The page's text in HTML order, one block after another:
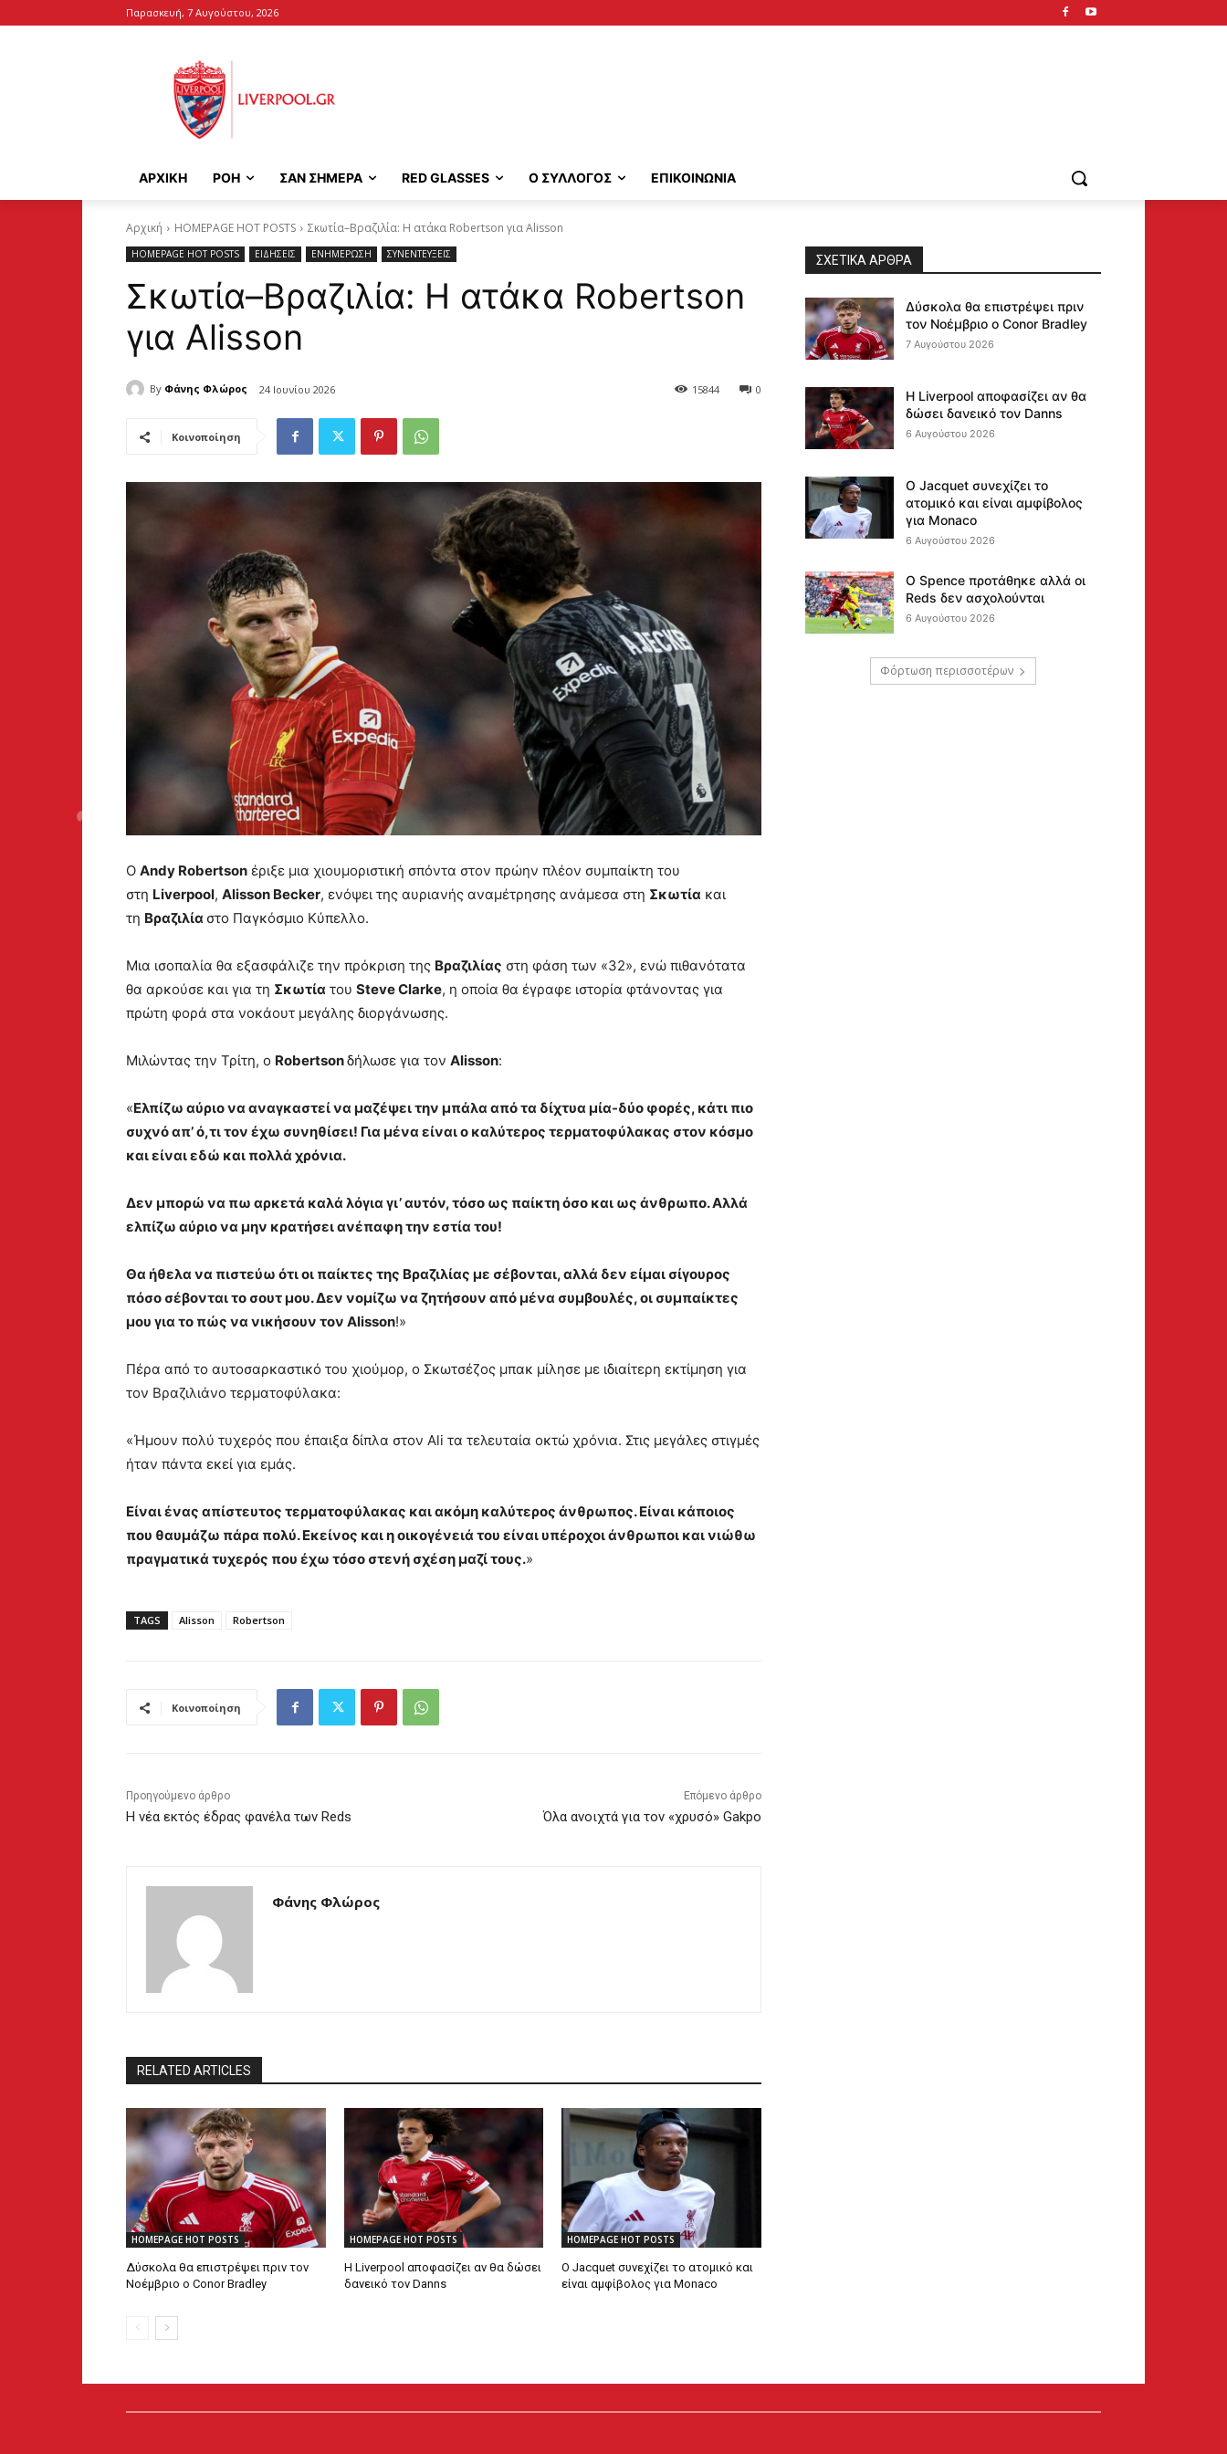
Παρασκευή, 7 Αυγούστου, 2026
ΑΡΧΙΚΉ ΡΟΗ ΣΑΝ ΣΗΜΕΡΑ RED GLASSES Ο ΣΥΛΛΟΓΟΣ ΕΠΙΚΟΙΝΩΝΙΑ
Αρχική HOMEPAGE HOT POSTS Σκωτία–Βραζιλία: Η ατάκα Robertson για Alisson
HOMEPAGE HOT POSTS ΕΙΔΗΣΕΙΣ ΕΝΗΜΕΡΩΣΗ ΣΥΝΕΝΤΕΥΞΕΙΣ
Σκωτία–Βραζιλία: Η ατάκα Robertson
για Alisson
By Φάνης Φλώρος 24 Ιουνίου 2026 0
15844
Κοινοποίηση
Ο Andy Robertson έριξε μια χιουμοριστική σπόντα στον πρώην πλέον συμπαίκτη του
στη Liverpool, Alisson Becker, ενόψει της αυριανής αναμέτρησης ανάμεσα στη Σκωτία και
τη Βραζιλία στο Παγκόσμιο Κύπελλο.
Μια ισοπαλία θα εξασφάλιζε την πρόκριση της Βραζιλίας στη φάση των «32», ενώ πιθανότατα
θα αρκούσε και για τη Σκωτία του Steve Clarke, η οποία θα έγραφε ιστορία φτάνοντας για
πρώτη φορά στα νοκάουτ μεγάλης διοργάνωσης.
Μιλώντας την Τρίτη, ο Robertsonδήλωσε για τον Alisson:
«Ελπίζω αύριο να αναγκαστεί να μαζέψει την μπάλα από τα δίχτυα μία-δύο φορές, κάτι πιο
συχνό απ’ ό,τι τον έχω συνηθίσει! Για μένα είναι ο καλύτερος τερματοφύλακας στον κόσμο
και είναι εδώ και πολλά χρόνια.
Δεν μπορώ να πω αρκετά καλά λόγια γι’ αυτόν, τόσο ως παίκτη όσο και ως άνθρωπο. Αλλά
ελπίζω αύριο να μην κρατήσει ανέπαφη την εστία του!
Θα ήθελα να πιστεύω ότι οι παίκτες της Βραζιλίας με σέβονται, αλλά δεν είμαι σίγουρος
πόσο σέβονται το σουτ μου. Δεν νομίζω να ζητήσουν από μένα συμβουλές, οι συμπαίκτες
μου για το πώς να νικήσουν τον Alisson!»
Πέρα από το αυτοσαρκαστικό του χιούμορ, ο Σκωτσέζος μπακ μίλησε με ιδιαίτερη εκτίμηση για
τον Βραζιλιάνο τερματοφύλακα:
«Ήμουν πολύ τυχερός που έπαιξα δίπλα στον Ali τα τελευταία οκτώ χρόνια. Στις μεγάλες στιγμές
ήταν πάντα εκεί για εμάς.
Είναι ένας απίστευτος τερματοφύλακας και ακόμη καλύτερος άνθρωπος. Είναι κάποιος
που θαυμάζω πάρα πολύ. Εκείνος και η οικογένειά του είναι υπέροχοι άνθρωποι και νιώθω
πραγματικά τυχερός που έχω τόσο στενή σχέση μαζί τους.»
TAGS Alisson Robertson
Κοινοποίηση
Προηγούμενο άρθρο
Η νέα εκτός έδρας φανέλα των Reds
Επόμενο άρθρο
Όλα ανοιχτά για τον «χρυσό» Gakpo
Φάνης Φλώρος
RELATED ARTICLES
HOMEPAGE HOT POSTS
Δύσκολα θα επιστρέψει πριν τον
Νοέμβριο ο Conor Bradley
HOMEPAGE HOT POSTS
Η Liverpool αποφασίζει αν θα δώσει
δανεικό τον Danns
HOMEPAGE HOT POSTS
Ο Jacquet συνεχίζει το ατομικό και
είναι αμφίβολος για Monaco
ΣΧΕΤΙΚΆ ΆΡΘΡΑ
Δύσκολα θα επιστρέψει πριν
τον Νοέμβριο ο Conor Bradley
7 Αυγούστου 2026
Η Liverpool αποφασίζει αν θα
δώσει δανεικό τον Danns
6 Αυγούστου 2026
Ο Jacquet συνεχίζει το
ατομικό και είναι αμφίβολος
για Monaco
6 Αυγούστου 2026
Ο Spence προτάθηκε αλλά οι
Reds δεν ασχολούνται
6 Αυγούστου 2026
Φόρτωση περισσοτέρων